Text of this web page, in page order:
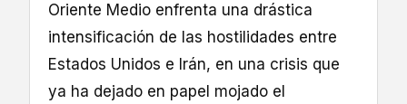
Oriente Medio enfrenta una drástica
intensificación de las hostilidades entre
Estados Unidos e Irán, en una crisis que
ya ha dejado en papel mojado el